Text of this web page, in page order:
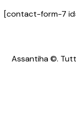
[contact-form-7
Assantiha ©.